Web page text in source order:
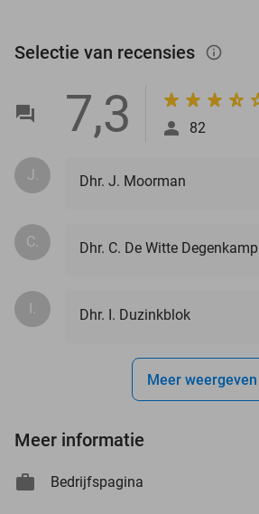
Selectie van recensies info_outlined
7,3 82
J. Dhr. J. Moorman
C. Dhr. C. De Witte Degenkamp
I. Dhr. I. Duzinkblok
Meer weergeven
Meer informatie
Bedrijfspagina